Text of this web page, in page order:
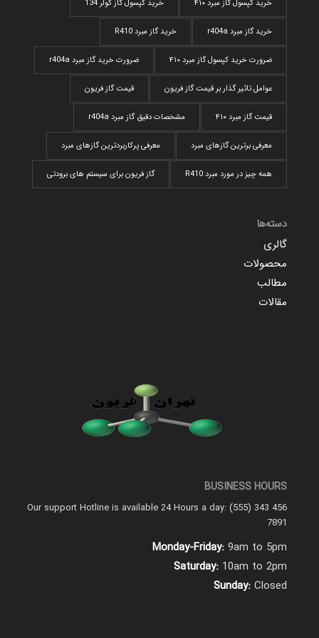
خرید کپسول گاز مبرد ۴۱۰ خرید کپسول گاز کولر 134
خرید گاز مبرد r404a خرید گاز مبرد R410
ضرورت خرید کپسول گاز مبرد ۴۱۰ ضرورت خرید گاز مبرد r404a
عوامل تاثیر گذار بر قیمت گاز فریون قیمت گاز فریون
قیمت گاز مبرد ۴۱۰ مشخصات دقیق گاز مبرد r404a
معرفی برترین گازهای مبرد معرفی پرکاربردترین گاز‌های مبرد
همه چیز در مورد مبرد R410 گاز فریون برای سیستم های برودتی
دسته‌ها
گالری
محصولات
مطالب
مقالات
BUSINESS HOURS
Our support Hotline is available 24 Hours a day: (555) 343 456
7891
Monday-Friday: 9am to 5pm
Saturday: 10am to 2pm
Sunday: Closed